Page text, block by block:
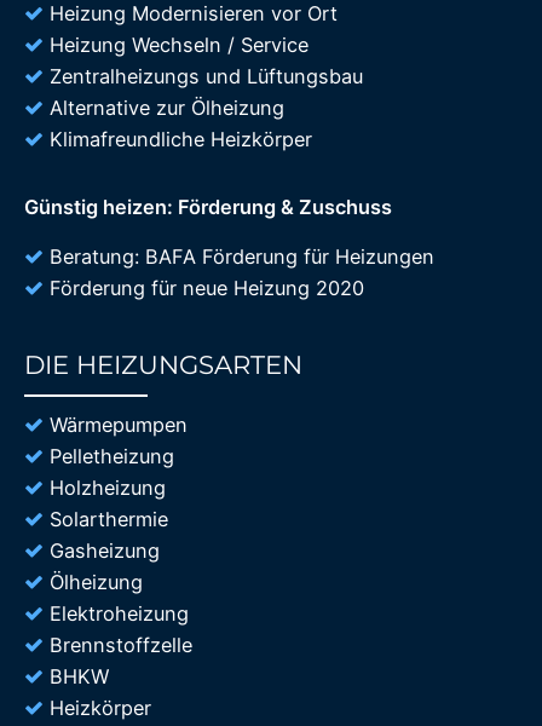
Heizung Modernisieren vor Ort
Heizung Wechseln / Service
Zentralheizungs und Lüftungsbau
Alternative zur Ölheizung
Klimafreundliche Heizkörper
Günstig heizen: Förderung & Zuschuss
Beratung: BAFA Förderung für Heizungen
Förderung für neue Heizung 2020
DIE HEIZUNGSARTEN
Wärmepumpen
Pelletheizung
Holzheizung
Solarthermie
Gasheizung
Ölheizung
Elektroheizung
Brennstoffzelle
BHKW
Heizkörper